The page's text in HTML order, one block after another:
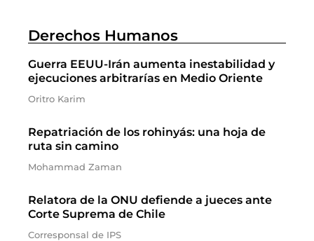
Derechos Humanos
Guerra EEUU-Irán aumenta inestabilidad y
ejecuciones arbitrarías en Medio Oriente
Oritro Karim
Repatriación de los rohinyás: una hoja de
ruta sin camino
Mohammad Zaman
Relatora de la ONU defiende a jueces ante
Corte Suprema de Chile
Corresponsal de IPS